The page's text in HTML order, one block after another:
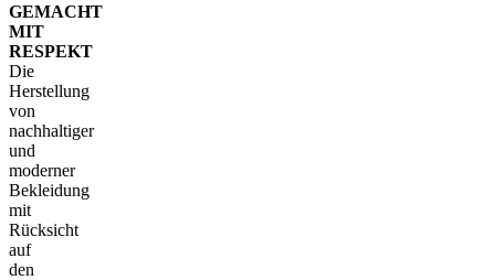
GEMACHT
MIT
RESPEKT
Die
Herstellung
von
nachhaltiger
und
moderner
Bekleidung
mit
Rücksicht
auf
den